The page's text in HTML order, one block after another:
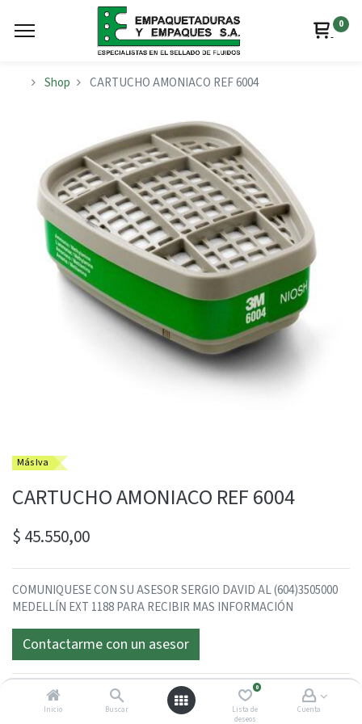
Inicio Buscar
0
Lista de
deseos
Cuenta
0
Shop CARTUCHO AMONIACO REF 6004
Más Iva
CARTUCHO AMONIACO REF 6004
$ 45.550,00
COMUNIQUESE CON SU ASESOR SERGIO DAVID AL (604)3505000
MEDELLÍN EXT 1188 PARA RECIBIR MAS INFORMACIÓN
Contactarme con un asesor